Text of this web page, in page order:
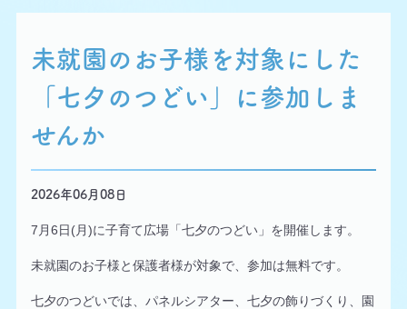
未就園のお子様を対象にした
「七夕のつどい」に参加しま
せんか
2026年06月08日
7月6日(月)に子育て広場「七夕のつどい」を開催します。
未就園のお子様と保護者様が対象で、参加は無料です。
七夕のつどいでは、パネルシアター、七夕の飾りづくり、園